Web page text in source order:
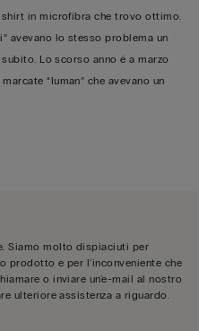
in microfibra che trovo ottimo.
avevano lo stesso problema un
Lo scorso anno è a marzo
“Iuman” che avevano un
Siamo molto dispiaciuti per
prodotto e per l'inconveniente che
o inviare un'e-mail al nostro
ulteriore assistenza a riguardo.